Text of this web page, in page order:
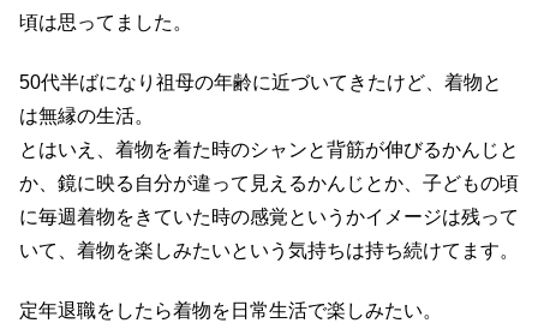
頃は思ってました。
50代半ばになり祖母の年齢に近づいてきたけど、着物と
は無縁の生活。
とはいえ、着物を着た時のシャンと背筋が伸びるかんじと
か、鏡に映る自分が違って見えるかんじとか、子どもの頃
に毎週着物をきていた時の感覚というかイメージは残って
いて、着物を楽しみたいという気持ちは持ち続けてます。
定年退職をしたら着物を日常生活で楽しみたい。